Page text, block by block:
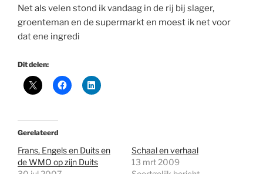
Net als velen stond ik vandaag in de rij bij slager,
groenteman en de supermarkt en moest ik net voor
dat ene ingredi
Dit delen:
Gerelateerd
Frans, Engels en Duits en
de WMO op zijn Duits
Schaal en verhaal
13 mrt 2009